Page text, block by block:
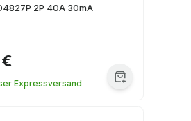
2P 40A 30mA
Expressversand